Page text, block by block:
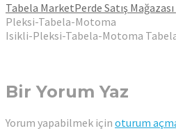
Tabela MarketPerde Satış
Pleksi-Tabela-Motoma
Isikli-Pleksi-Tabela-Motoma
Bir Yorum Yaz
Yorum yapabilmek için oturum